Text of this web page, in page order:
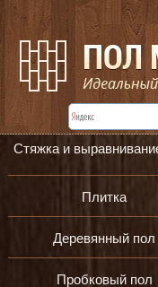
Стяжка и
Плитка
Деревянный пол
Пробковый пол